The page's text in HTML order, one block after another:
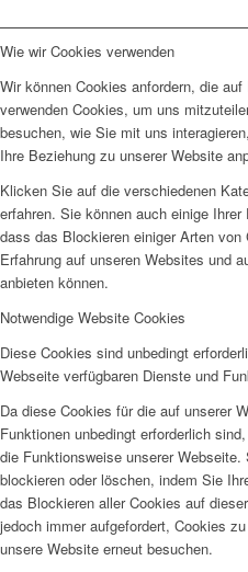
Wie wir Cookies verwenden
Wir können Cookies anfordern, die
verwenden Cookies, um uns
besuchen, wie Sie mit uns
Ihre Beziehung zu unserer Website
Klicken Sie auf die verschiedenen
erfahren. Sie können auch einige
dass das Blockieren einiger Arten
Erfahrung auf unseren Websites und
anbieten können.
Notwendige Website Cookies
Diese Cookies sind unbedingt
Webseite verfügbaren Dienste und
Da diese Cookies für die auf unserer
Funktionen unbedingt erforderlich
die Funktionsweise unserer
blockieren oder löschen, indem Sie
das Blockieren aller Cookies auf
jedoch immer aufgefordert, Cookies
unsere Website erneut besuchen.